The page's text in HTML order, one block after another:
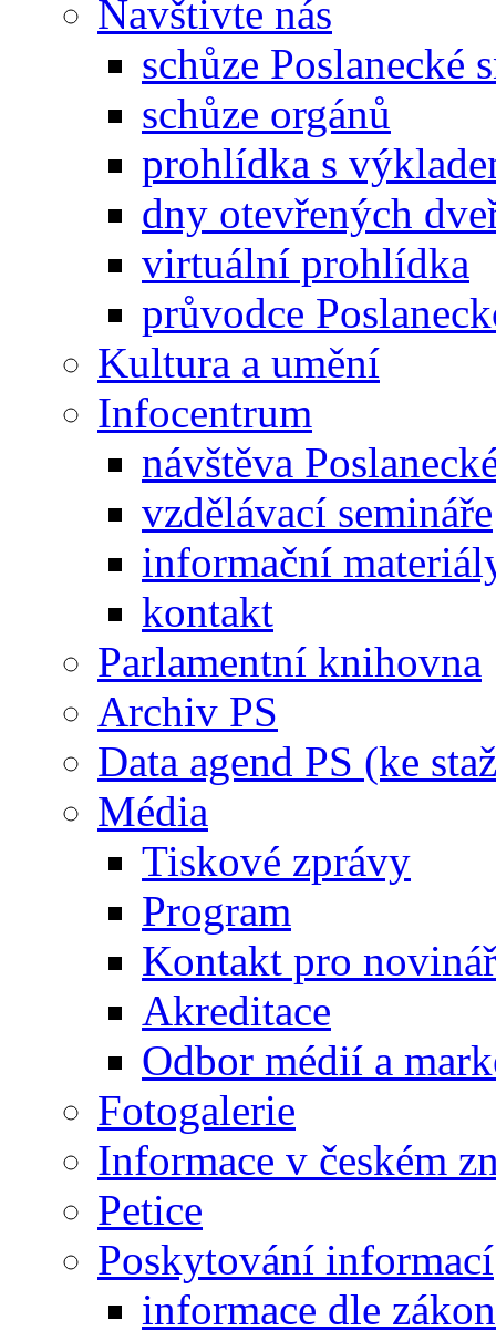
Navštivte nás
schůze Poslanecké
schůze orgánů
prohlídka s
dny otevřených
virtuální prohlídka
průvodce
Kultura a umění
Infocentrum
návštěva
vzdělávací semináře
informační
kontakt
Parlamentní knihovna
Archiv PS
Data agend PS (ke
Média
Tiskové zprávy
Program
Kontakt pro
Akreditace
Odbor médií a
Fotogalerie
Informace v českém
Petice
Poskytování informací
informace dle